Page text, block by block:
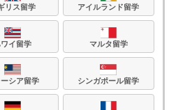
リス留学 アイルランド留学
イ留学 マルタ留学
シア留学 シンガポール留学